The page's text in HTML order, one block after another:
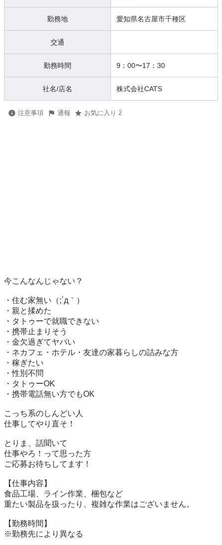
勤務地 愛知県名古屋市千種区
交通
勤務時間 9：00〜17：30
社名/店名 株式会社CATS
注意事項 通報 お気に入り 2
今こんなんじゃない？
・住む家無い（;´д｀）
・親と揉めた
・タトゥーで就職できない
・携帯止まりそう
・金欠過ぎてヤバい
・ネカフェ・ホテル・友達の家暮らしの詰みな方
・稼ぎたい
・性別不問
・タトゥーOK
・携帯電話無い方でもOK
こっち系のしんどい人
仕事してやり直そ！
とりま、話聞いて
仕事やろ！って思った方
ご応募お待ちしてます！
【仕事内容】
食品工場、ライン作業、梱包など
重たい製品を扱ったり、複雑な作業はございません。
【勤務時間】
※勤務先により異なる